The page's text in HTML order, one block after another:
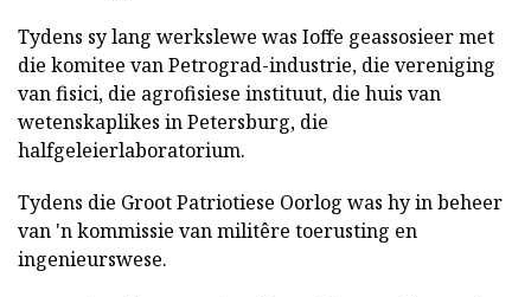
Tydens sy lang werkslewe was Ioffe geassosieer met
die komitee van Petrograd-industrie, die vereniging
van fisici, die agrofisiese instituut, die huis van
wetenskaplikes in Petersburg, die
halfgeleierlaboratorium.
Tydens die Groot Patriotiese Oorlog was hy in beheer
van 'n kommissie van militêre toerusting en
ingenieurswese.